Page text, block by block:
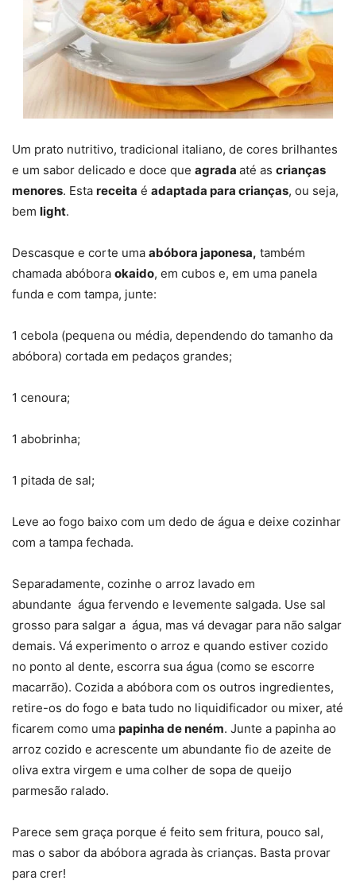
Um prato nutritivo, tradicional italiano, de cores brilhantes
e um sabor delicado e doce que agrada até as crianças
menores. Esta receita é adaptada para crianças, ou seja,
bem light.
Descasque e corte uma abóbora japonesa, também
chamada abóbora okaido, em cubos e, em uma panela
funda e com tampa, junte:
1 cebola (pequena ou média, dependendo do tamanho da
abóbora) cortada em pedaços grandes;
1 cenoura;
1 abobrinha;
1 pitada de sal;
Leve ao fogo baixo com um dedo de água e deixe cozinhar
com a tampa fechada.
Separadamente, cozinhe o arroz lavado em
abundante água fervendo e levemente salgada. Use sal
grosso para salgar a água, mas vá devagar para não salgar
demais. Vá experimento o arroz e quando estiver cozido
no ponto al dente, escorra sua água (como se escorre
macarrão). Cozida a abóbora com os outros ingredientes,
retire-os do fogo e bata tudo no liquidificador ou mixer, até
ficarem como uma papinha de neném. Junte a papinha ao
arroz cozido e acrescente um abundante fio de azeite de
oliva extra virgem e uma colher de sopa de queijo
parmesão ralado.
Parece sem graça porque é feito sem fritura, pouco sal,
mas o sabor da abóbora agrada às crianças. Basta provar
para crer!